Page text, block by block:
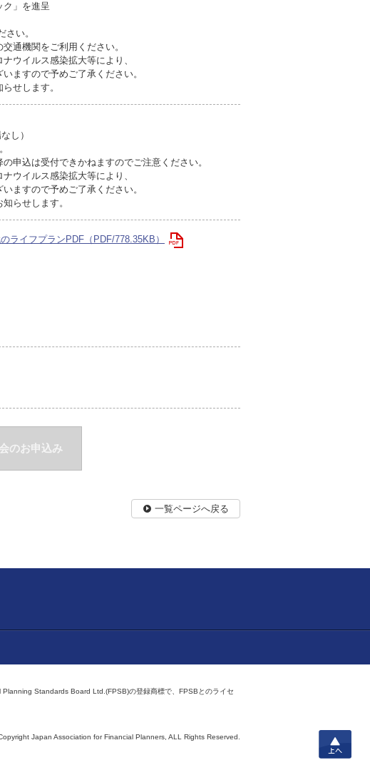
」を進呈
い。
通機関をご利用ください。
ウイルス感染拡大等により、
ますので予めご了承ください。
せします。
なし）
申込は受付できかねますのでご注意ください。
ウイルス感染拡大等により、
ますので予めご了承ください。
らせします。
ライフプランPDF（PDF/778.35KB）
のお申込み
一覧ページへ戻る
上へ
Planning Standards Board Ltd.(FPSB)の登録商標で、FPSBとのライセ
Japan Association for Financial Planners, ALL Rights Reserved.